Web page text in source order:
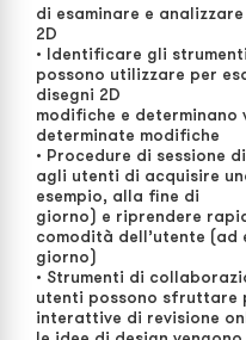
di esaminare e
2D
• Identificare gli
possono utilizzare per
disegni 2D
modifiche e determinano
determinate modifiche
• Procedure di sessione
agli utenti di acquisire
esempio, alla fine di
giorno) e riprendere
comodità dell’utente (ad
giorno)
• Strumenti di
utenti possono sfruttare
interattive di revisione